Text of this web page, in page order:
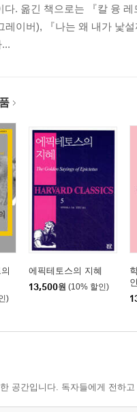
다. 옮긴 책으로는 『칼 융
레이버), 『나는 왜 내가 낯
)
에픽테토스의 지혜
13,500원 (10% 할인)
공간입니다. 독자들에게 전하